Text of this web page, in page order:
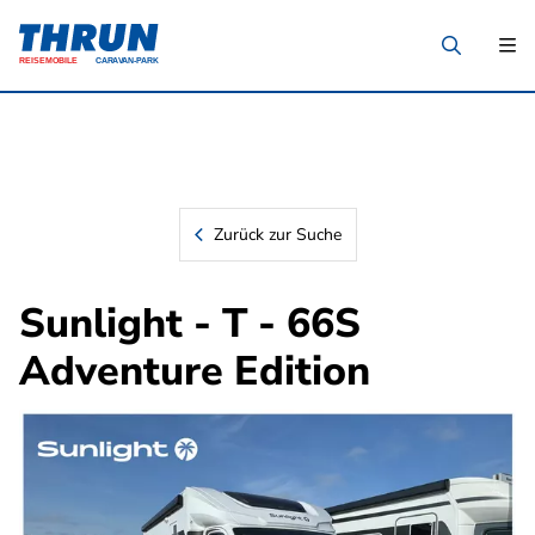
Zurück zur Suche
Sunlight - T - 66S
Adventure Edition